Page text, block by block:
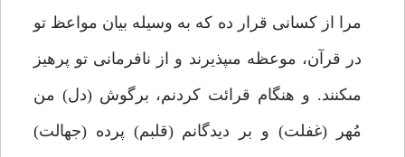
مرا از کسانى قرار ده که به وسیله بیان مواعظ تو
در قرآن، موعظه مى‏پذیرند و از نافرمانى تو پرهیز
مى‏کنند. و هنگام قرائت کردنم، برگوش (دل) من
مُهر (غفلت) و بر دیدگانم (قلبم) پرده (جهالت)